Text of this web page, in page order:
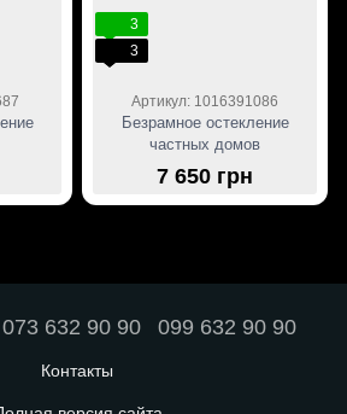
3
3
Артикул: 1016391086
Безрамное остекление
частных домов
7 650 грн
073 632 90 90 099 632 90 90
Контакты